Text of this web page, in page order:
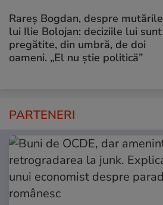
Rareș Bogdan, despre mutările
lui Ilie Bolojan: deciziile lui sunt
pregătite, din umbră, de doi
oameni. „El nu știe politică”
PARTENERI